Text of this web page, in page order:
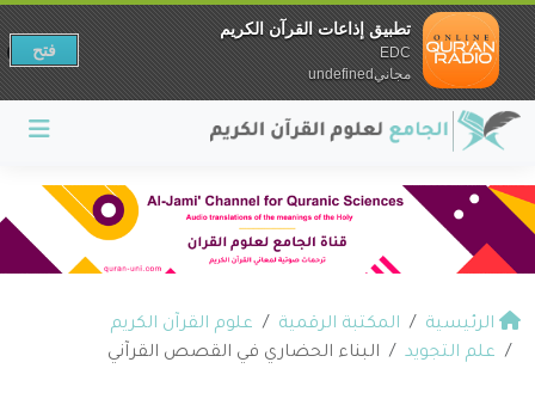
الرئيسية المكتبة الرقمية
علوم القرآن الكريم
علم التجويد
البناء الحضاري في القصص القرآني
تطبيق إذاعات القرآن الكريم
EDC
مجانيundefined
فتح